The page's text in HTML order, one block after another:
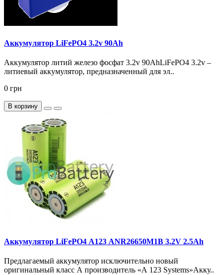
Аккумулятор LiFePO4 3.2v 90Ah
Аккумулятор литий железо фосфат 3.2v 90AhLiFePO4 3.2v –
литиевый аккумулятор, предназначенный для эл..
0 грн
В корзину
Аккумулятор LiFePO4 А123 ANR26650M1B 3.2V 2.5Ah
Предлагаемый аккумулятор исключительно новый
оригинальный класс А производитель «А 123 Systems»Акку..